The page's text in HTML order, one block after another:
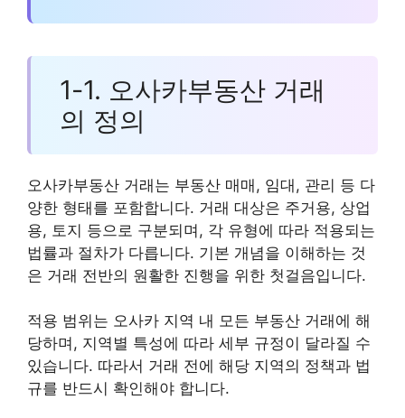
1-1. 오사카부동산 거래
의 정의
오사카부동산 거래는 부동산 매매, 임대, 관리 등 다
양한 형태를 포함합니다. 거래 대상은 주거용, 상업
용, 토지 등으로 구분되며, 각 유형에 따라 적용되는
법률과 절차가 다릅니다. 기본 개념을 이해하는 것
은 거래 전반의 원활한 진행을 위한 첫걸음입니다.
적용 범위는 오사카 지역 내 모든 부동산 거래에 해
당하며, 지역별 특성에 따라 세부 규정이 달라질 수
있습니다. 따라서 거래 전에 해당 지역의 정책과 법
규를 반드시 확인해야 합니다.